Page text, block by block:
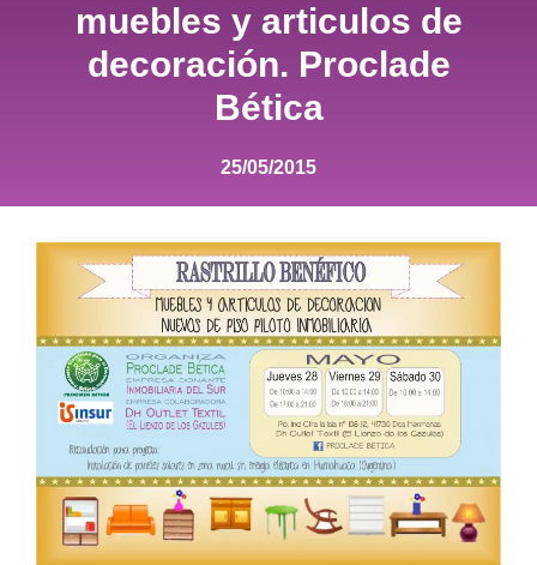
muebles y articulos de
decoración. Proclade
Bética
25/05/2015